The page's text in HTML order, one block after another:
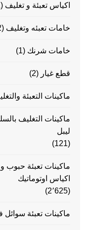
اكياس تعبئة و تغليف (1)
خامات تعبئه وتغليف (12)
خامات شرنك (1)
قطع غيار (2)
ماكينات التعبئة
ليبل
(121)
ماكينات تعبئة حبوب
اكياس اوتوماتيك
(2٬625)
ماكينات تعبئة